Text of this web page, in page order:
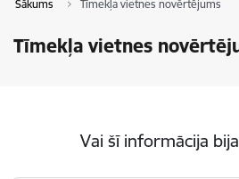
Sākums Tīmekļa vietnes novērtējums
Tīmekļa vietnes
Vai šī informācija